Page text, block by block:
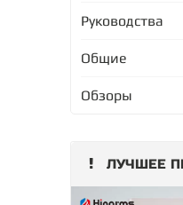
Руководства
Общие
Обзоры
ЛУЧШЕЕ